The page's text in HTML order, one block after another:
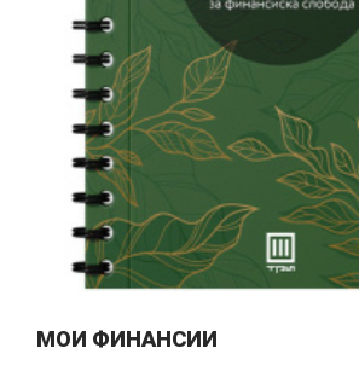
МОИ ФИНАНСИИ